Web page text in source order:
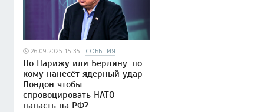
26.09.2025 15:35 СОБЫТИЯ
По Парижу или Берлину: по
кому нанесёт ядерный удар
Лондон чтобы
спровоцировать НАТО
напасть на РФ?